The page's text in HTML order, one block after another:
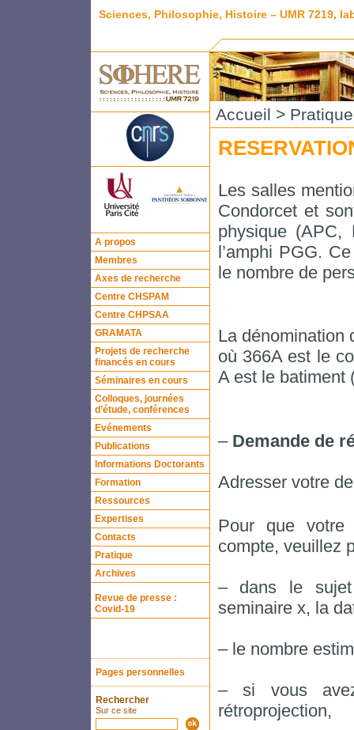
Sciences, Philosophie, Histoire – UMR 7219,
A propos
Membres
Axes de recherche
Centre CHSPAM
Centre CHPSAA
GRAMATA
Projets de recherche
financés en cours
Séminaires en cours
Colloques, journées
d’étude, conférences
Evénements
Publications
Informations Doctorants
Formation
Ressources
Expertises
Contacts
Pratique
Archives
Revue de presse :
Covid-19
Pages personnelles
Rechercher
Sur ce site
Accueil > Pratique
Les salles
Condorcet et
physique (APC,
l’amphi PGG.
le nombre de
La dénomination
où 366A est le
A est le batiment
– Demande de
Adresser votre
Pour que votre
compte, veuillez
– dans le
seminaire x, la
– le nombre
– si vous avez
rétroprojection,